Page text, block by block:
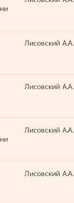
Лисовский А.А.
Лисовский А.А.
Лисовский А.А.
Лисовский А.А.